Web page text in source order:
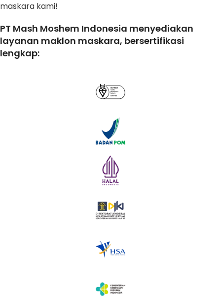
maskara kami!
PT Mash Moshem Indonesia menyediakan
layanan maklon maskara, bersertifikasi
lengkap: